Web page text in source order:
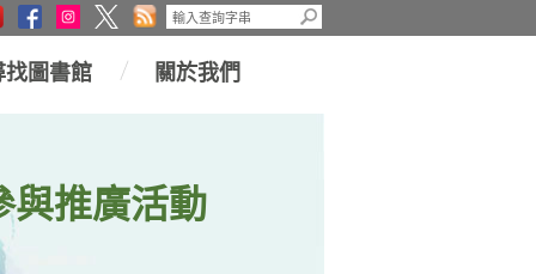
找圖書館 關於我們
與推廣活動